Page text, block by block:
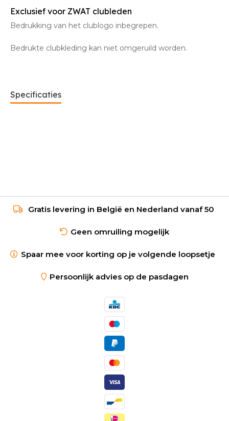
Exclusief voor ZWAT clubleden
Bedrukking van het clublogo inbegrepen.
Bedrukte clubkleding kan niet omgeruild worden.
Specificaties
Gratis levering in België en Nederland vanaf 50
Geen omruiling mogelijk
Spaar mee voor korting op je volgende loopsetje
Persoonlijk advies op de pasdagen